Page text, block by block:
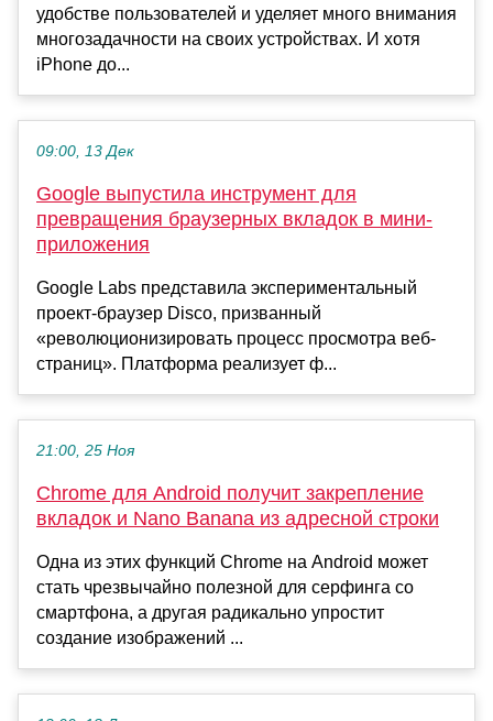
удобстве пользователей и уделяет много внимания
многозадачности на своих устройствах. И хотя
iPhone до...
09:00, 13 Дек
Google выпустила инструмент для
превращения браузерных вкладок в мини-
приложения
Google Labs представила экспериментальный
проект-браузер Disco, призванный
«революционизировать процесс просмотра веб-
страниц». Платформа реализует ф...
21:00, 25 Ноя
Chrome для Android получит закрепление
вкладок и Nano Banana из адресной строки
Одна из этих функций Chrome на Android может
стать чрезвычайно полезной для серфинга со
смартфона, а другая радикально упростит
создание изображений ...